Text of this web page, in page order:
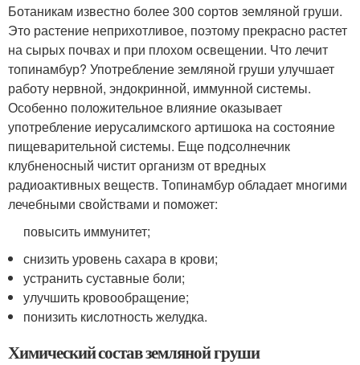
Ботаникам известно более 300 сортов земляной груши.
Это растение неприхотливое, поэтому прекрасно растет
на сырых почвах и при плохом освещении. Что лечит
топинамбур? Употребление земляной груши улучшает
работу нервной, эндокринной, иммунной системы.
Особенно положительное влияние оказывает
употребление иерусалимского артишока на состояние
пищеварительной системы. Еще подсолнечник
клубненосный чистит организм от вредных
радиоактивных веществ. Топинамбур обладает многими
лечебными свойствами и поможет:
повысить иммунитет;
снизить уровень сахара в крови;
устранить суставные боли;
улучшить кровообращение;
понизить кислотность желудка.
Химический состав земляной груши